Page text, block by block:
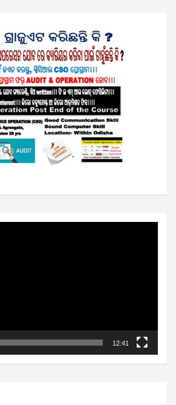
12:41